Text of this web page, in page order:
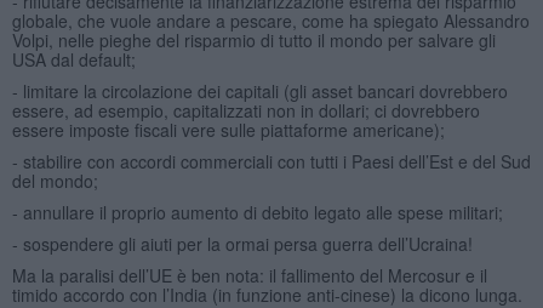
globale, che vuole andare a pescare, come ha spiegato Alessandro
Volpi, nelle pieghe del risparmio di tutto il mondo per salvare gli
USA dal default;
- limitare la circolazione dei capitali (gli asset bancari dovrebbero
essere, ad esempio, capitalizzati non in dollari; ci dovrebbero
essere imposte fiscali vere sulle piattaforme americane);
- stabilire con accordi commerciali con tutti i Paesi dell’Est e del Sud
del mondo;
- annullare il proprio aumento di debito legato alle spese militari;
- sospendere gli aiuti per la ormai persa guerra dell’Ucraina!
Ma la paralisi dell’UE è ben nota: il fallimento del Mercosur e il
timido accordo con l’India (in funzione anti-cinese) la dicono lunga.